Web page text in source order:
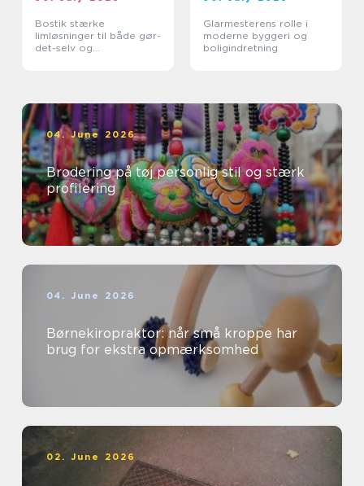
Bostik stærke
limløsninger til både gør-
det-selv og
Glarmesterens rolle i
moderne byggeri og
boligindretning
04. June 2026
Brodering på tøj personlig stil og stærk
profilering
04. June 2026
Børnekiropraktor: når små kroppe har
brug for ekstra opmærksomhed
02. June 2026